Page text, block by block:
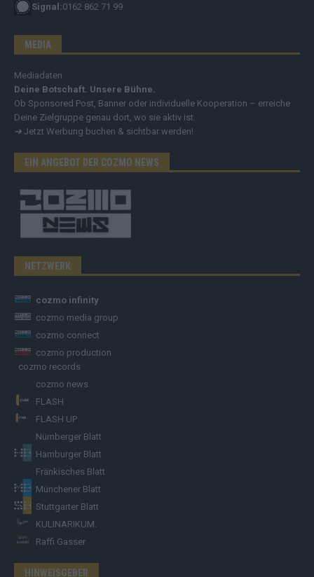
Signal:0162 862 71 99
MEDIA
Mediadaten
Deine Botschaft. Unsere Bühne.
Ob Sponsored Post, Banner oder individuelle Kooperation – erreiche
Deine Zielgruppe genau dort, wo sie aktiv ist.
➔ Jetzt Werbung buchen & sichtbar werden!
EIN ANGEBOT DER COZMO NEWS
NETZWERK
cozmo infinity
cozmo media group
cozmo connect
cozmo production
cozmo records
cozmo news
FLASH
FLASH UP
Nürnberger Blatt
Hamburger Blatt
Fränkisches Blatt
Münchener Blatt
Stuttgarter Blatt
KULINARIKUM.
Raffi Gasser
HINWEISGEBER